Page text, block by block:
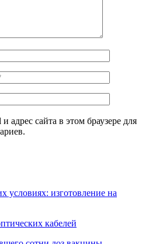
адрес сайта в этом браузере для
условиях: изготовление на
кабелей